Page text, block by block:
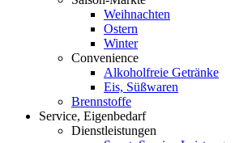
Weihnachten
Ostern
Winter
Convenience
Alkoholfreie Getränke
Eis, Süßwaren
Brennstoffe
Service, Eigenbedarf
Dienstleistungen